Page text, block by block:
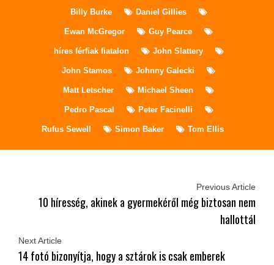
Billy Burke Daniel Gillies
Ewan McGregor Guy Pearce
híres férfiak fiatalon John Slattery
John Stamos Johnny Galecki
Matt Letscher Michael Sheen
Pedro Pascal Peter Facinelli
Rufus Sewell Simon Baker Tom Ellis
Previous Article
10 híresség, akinek a gyermekéről még biztosan nem
hallottál
Next Article
14 fotó bizonyítja, hogy a sztárok is csak emberek